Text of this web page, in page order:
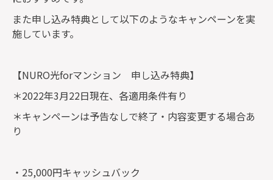
また申し込み特典として以下のようなキャンペーンを実
施しています。
【NURO光forマンション 申し込み特典】
＊2022年3月22日現在、各適用条件有り
＊キャンペーンは予告なしで終了・内容変更する場合あ
り
・25,000円キャッシュバック